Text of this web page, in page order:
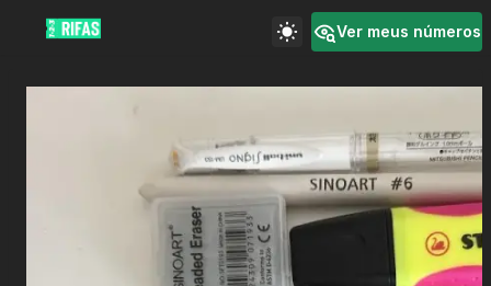
Ver meus números